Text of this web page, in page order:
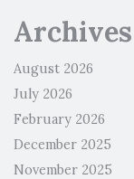
Archives
August 2026
July 2026
February 2026
December 2025
November 2025